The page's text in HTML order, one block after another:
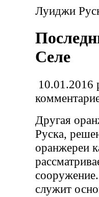
Луиджи
Селе
10.01.2016
Другая
Руска,
оранжереи
служит